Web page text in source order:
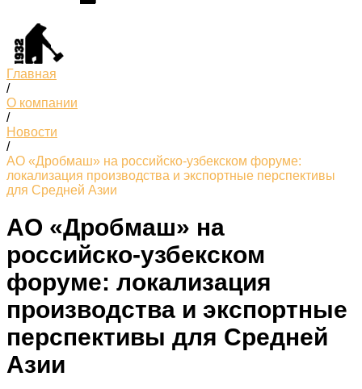
Главная
/
О компании
/
Новости
/
АО «Дробмаш» на российско-узбекском форуме:
локализация производства и экспортные перспективы
для Средней Азии
АО «Дробмаш» на
российско-узбекском
форуме: локализация
производства и экспортные
перспективы для Средней
Азии